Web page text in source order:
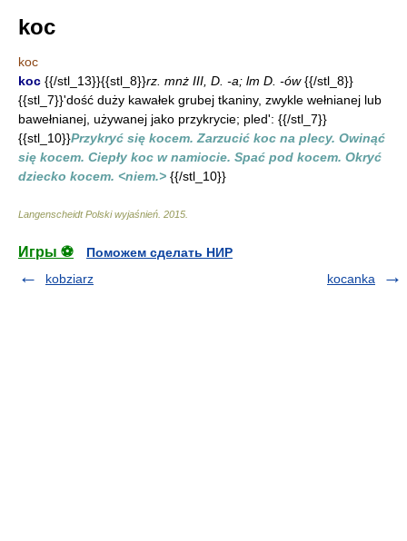
koc
koc
koc {{/stl_13}}{{stl_8}}rz. mnż III, D. -a; lm D. -ów{{/stl_8}}
{{stl_7}}'dość duży kawałek grubej tkaniny, zwykle wełnianej lub
bawełnianej, używanej jako przykrycie; pled': {{/stl_7}}
{{stl_10}}Przykryć się kocem. Zarzucić koc na plecy. Owinąć
się kocem. Ciepły koc w namiocie. Spać pod kocem. Okryć
dziecko kocem. <niem.> {{/stl_10}}
Langenscheidt Polski wyjaśnień 2015
Игры ⚽
Поможем сделать НИР
kobziarz
kocanka